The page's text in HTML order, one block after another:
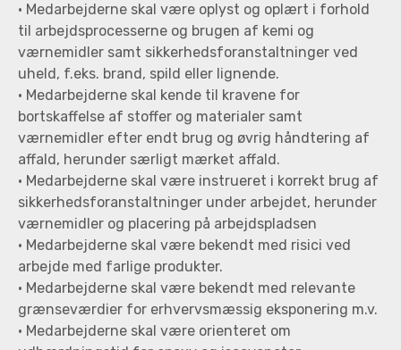
• Medarbejderne skal være oplyst og oplært i forhold
til arbejdsprocesserne og brugen af kemi og
værnemidler samt sikkerhedsforanstaltninger ved
uheld, f.eks. brand, spild eller lignende.
• Medarbejderne skal kende til kravene for
bortskaffelse af stoffer og materialer samt
værnemidler efter endt brug og øvrig håndtering af
affald, herunder særligt mærket affald.
• Medarbejderne skal være instrueret i korrekt brug af
sikkerhedsforanstaltninger under arbejdet, herunder
værnemidler og placering på arbejdspladsen
• Medarbejderne skal være bekendt med risici ved
arbejde med farlige produkter.
• Medarbejderne skal være bekendt med relevante
grænseværdier for erhvervsmæssig eksponering m.v.
• Medarbejderne skal være orienteret om